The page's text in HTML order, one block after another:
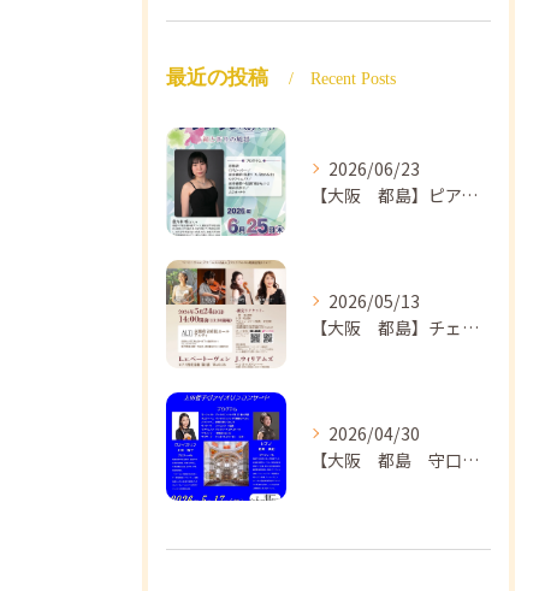
最近の投稿 Recent Posts
2026/06/23
【大阪 都島】ピアノ教室ならNAOMIミュージックスクール ピアノ講師 佐々木唯先生のコンサートのご案内🎵
2026/05/13
【大阪 都島】チェロ教室 NAOMIミュージックスクール❣️チェリスト中島紗理先生のコンサートのご案内🎵
2026/04/30
【大阪 都島 守口】ヴァイオリン教室❣️NAOMIミュージックスクール🎵ヴァイオリン講師 上田哲子先生のコンサートのご案内❗️